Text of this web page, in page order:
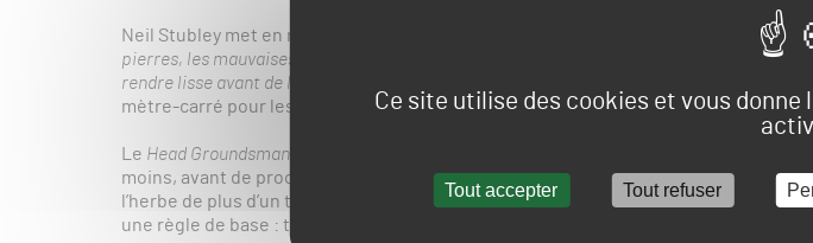
Ce site utilise des cookies et vous
Tout accepter Tout refuser
Neil Stubley met en revanche l’accent sur la préparation du sol avant le semis: «
pierres, les mauvaises herbes et tout autre débris. Ensuite, lorsque le temps est sec,
rendre lisse avant de le ratisser légèrement
mètre-carré pour les pelouses de jardin.
Le Head Groundsman
moins, avant de procéder à la première tonte, tout en faisant attention à ne pas «
l’herbe de plus d’un tiers pour éviter d’affaiblir les pousses délicates. » Pour
une règle de base : toujours arroser son gazon de nuit pour éviter le gaspillage par